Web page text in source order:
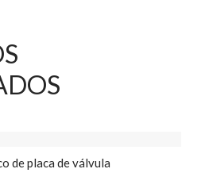
de placa de válvula